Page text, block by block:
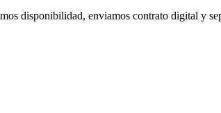
disponibilidad, enviamos contrato digital y